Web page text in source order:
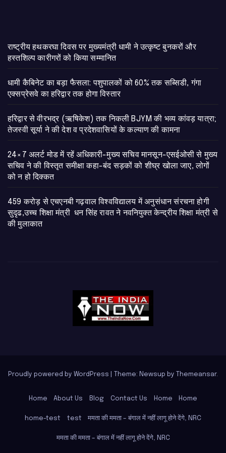
राष्ट्रीय हथकरघा दिवस पर मुख्यमंत्री धामी ने उत्कृष्ट बुनकरों और
हस्तशिल्प कारीगरों को किया सम्मानित
​धामी कैबिनेट का बड़ा फैसला: पशुपालकों को 60% तक सब्सिडी, गंगा
एक्सप्रेसवे का हरिद्वार तक होगा विस्तार
​हरिद्वार से वीरभद्र (ऋषिकेश) तक निकली BJYM की भव्य कांवड़ यात्रा;
तेजस्वी सूर्या ने की देश व प्रदेशवासियों के कल्याण की कामना
24×7 अलर्ट मोड में रहें अधिकारी-मुख्य सचिव मानसून-एसईओसी से मुख्य
सचिव ने की विस्तृत समीक्षा कहा-बंद सड़कों को शीघ्र खोला जाए, लोगों
को न हो दिक्कत
459 करोड़ से एचएनबी गढ़वाल विश्वविद्यालय में अनुसंधान संरचना होगी
सुदृढ,उच्च शिक्षा मंत्री धन सिंह रावत ने नवनियुक्त केन्द्रीय शिक्षा मंत्री से
की मुलाकात
Proudly powered by WordPress Theme: Newsup by Themeansar.
Home About Us Blog Contact Us Home Home
home-test test ममता की ममता – बंगाल में नहीं लागू होने देंगे, NRC
ममता की ममता – बंगाल में नहीं लागू होने देंगे, NRC